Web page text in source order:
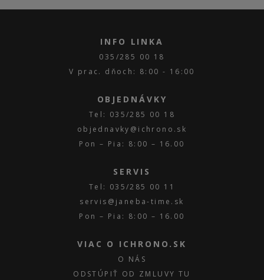
INFO LINKA
035/285 00 18
V prac. dňoch: 8:00 - 16:00
OBJEDNÁVKY
Tel: 035/285 00 18
objednavky@ichrono.sk
Pon – Pia: 8:00 – 16.00
SERVIS
Tel: 035/285 00 11
servis@janeba-time.sk
Pon – Pia: 8:00 – 16.00
VIAC O ICHRONO.SK
O NÁS
ODSTÚPIŤ OD ZMLUVY TU